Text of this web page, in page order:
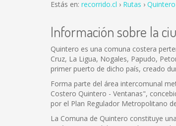
Estás en: recorrido.cl Rutas
Información sobre la
Quintero es una comuna costera
Cruz, La Ligua, Nogales, Papudo,
primer puerto de dicho país, creado
Forma parte del área intercomunal
Costero Quintero - Ventanas",
por el Plan Regulador Metropolitano
La Comuna de Quintero constituye